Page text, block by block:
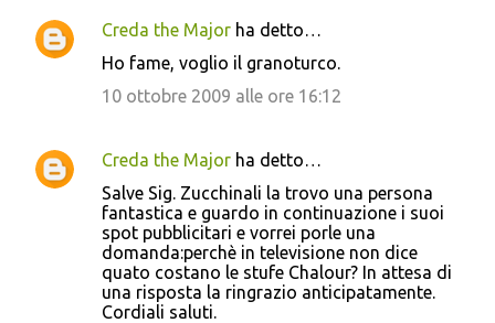
Creda the Major ha detto…
Ho fame, voglio il granoturco.
10 ottobre 2009 alle ore 16:12
Creda the Major ha detto…
Salve Sig. Zucchinali la trovo una persona
fantastica e guardo in continuazione i suoi
spot pubblicitari e vorrei porle una
domanda:perchè in televisione non dice
quato costano le stufe Chalour? In attesa di
una risposta la ringrazio anticipatamente.
Cordiali saluti.